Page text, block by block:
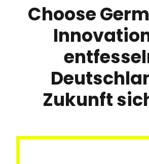
Choose
Zukunft